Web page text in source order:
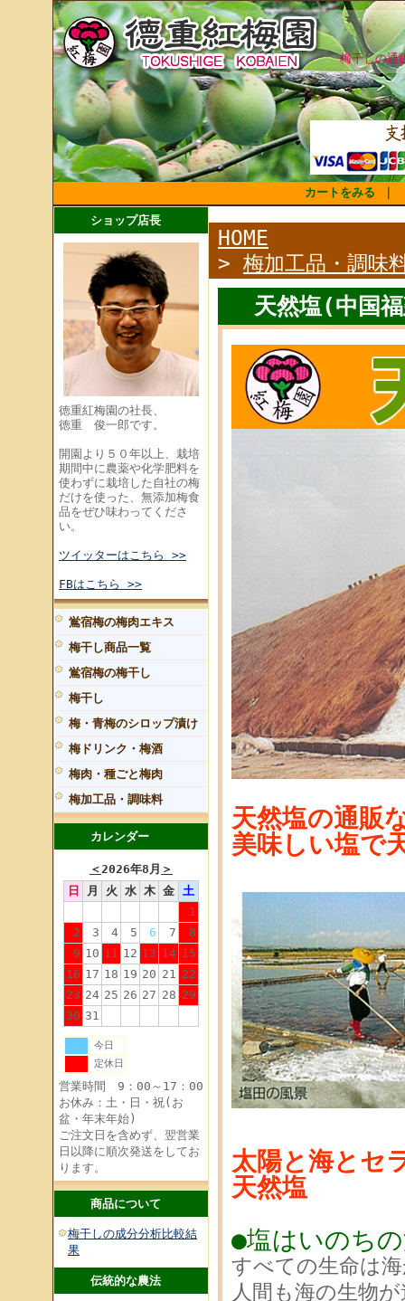
梅干しの通
カートをみる
ショップ店長
徳重紅梅園の社長、
徳重 俊一郎です。
開園より５０年以上、栽培
期間中に農薬や化学肥料を
使わずに栽培した自社の梅
だけを使った、無添加梅食
品をぜひ味わってくださ
い。
ツイッターはこちら >>
FBはこちら >>
鴬宿梅の梅肉エキス
梅干し商品一覧
鴬宿梅の梅干し
梅干し
梅・青梅のシロップ漬け
梅ドリンク・梅酒
梅肉・種ごと梅肉
梅加工品・調味料
カレンダー
＜2026年8月 ＞
日
月 火 水 木 金 土
1
2
3 4 5 6 7
8
9 10 11 12 13 14 15
16 17 18 19 20 21 22
23 24 25 26 27 28 29
30 31
今日
定休日
営業時間 9：00～17：00
お休み：土・日・祝(お
盆・年末年始)
ご注文日を含めず、翌営業
日以降に順次発送をしてお
ります。
商品について
梅干しの成分分析比較結
果
伝統的な農法
HOME
> 梅加工品・調味
天然塩(中国
天然塩の通
美味しい塩で
太陽と海とセ
天然塩
●塩はいのち
すべての生命は
人間も海の生物